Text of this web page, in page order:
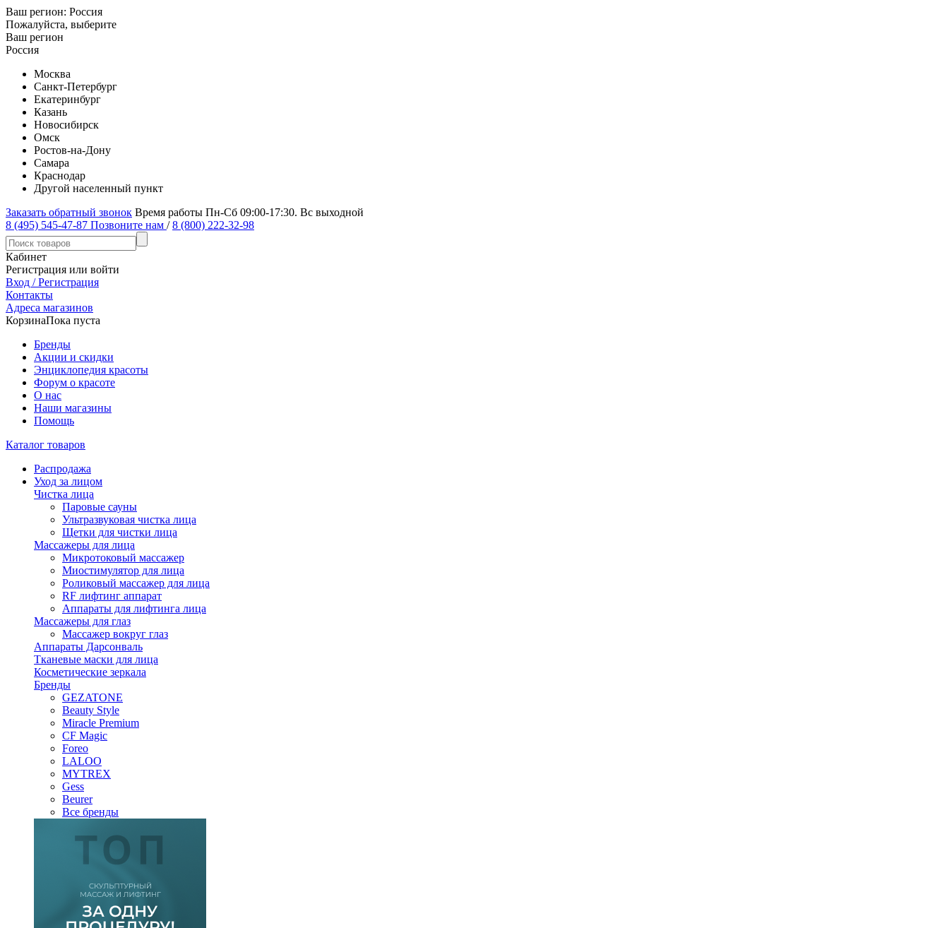
Ваш регион: Россия
Пожалуйста, выберите
Ваш регион
Россия
Москва
Санкт-Петербург
Екатеринбург
Казань
Новосибирск
Омск
Ростов-на-Дону
Самара
Краснодар
Другой населенный пункт
Заказать обратный звонок Время работы Пн-Сб 09:00-17:30. Вс выходной
8 (495) 545-47-87 Позвоните нам / 8 (800) 222-32-98
Кабинет
Регистрация или войти
Вход / Регистрация
Контакты
Адреса магазинов
КорзинаПока пуста
Бренды
Акции и скидки
Энциклопедия красоты
Форум о красоте
О нас
Наши магазины
Помощь
Каталог товаров
Распродажа
Уход за лицом
Чистка лица
Паровые сауны
Ультразвуковая чистка лица
Щетки для чистки лица
Массажеры для лица
Микротоковый массажер
Миостимулятор для лица
Роликовый массажер для лица
RF лифтинг аппарат
Аппараты для лифтинга лица
Массажеры для глаз
Массажер вокруг глаз
Аппараты Дарсонваль
Тканевые маски для лица
Косметические зеркала
Бренды
GEZATONE
Beauty Style
Miracle Premium
CF Magic
Foreo
LALOO
MYTREX
Gess
Beurer
Все бренды